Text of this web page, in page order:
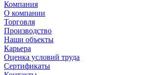
Компания
О компании
Торговля
Производство
Наши объекты
Карьера
Оценка условий труда
Сертификаты